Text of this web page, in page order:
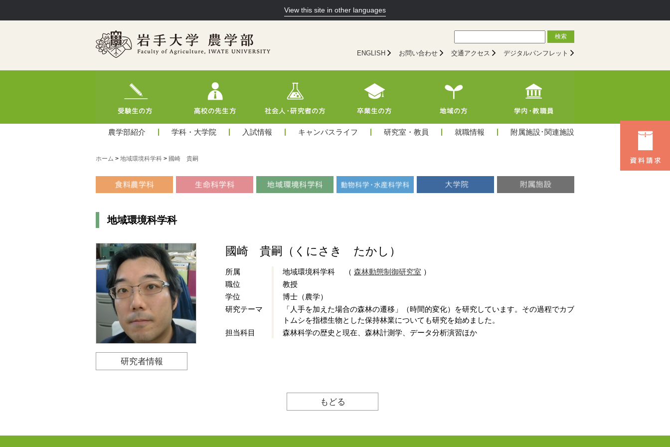
View this site in other languages
検索
ENGLISH お問い合わせ 交通アクセス デジタルパンフレット
農学部紹介 学科・大学院 入試情報 キャンパスライフ 研究室・教員 就職情報 附属施設･関連施設
ホーム > 地域環境科学科 > 國崎 貴嗣
地域環境科学科
國崎 貴嗣（くにさき たかし）
所属 地域環境科学科 （ 森林動態制御研究室 ）
職位
教授
学位
博士（農学）
研究テーマ
「人手を加えた場合の森林の遷移」（時間的変化）を研究しています。その過程でカブ
トムシを指標生物とした保持林業についても研究を始めました。
担当科目
森林科学の歴史と現在、森林計測学、データ分析演習ほか
研究者情報
もどる